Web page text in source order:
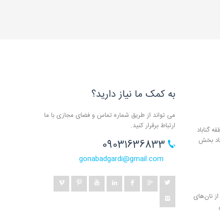
گناباد
بخش
نان‌های
به کمک ما نیاز دارید؟
می تواند از طریق شماره تماس و فضای مجازی با ما
ارتباط برقرار کنید.
gonabadgardi@gmail.com